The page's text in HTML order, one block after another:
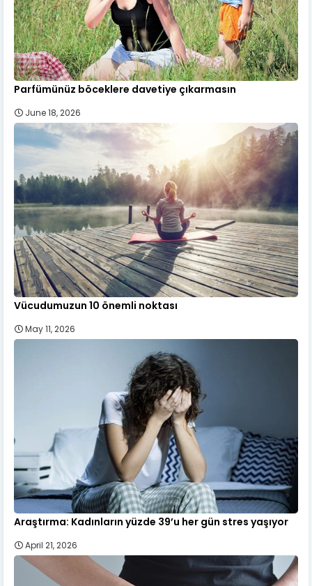
Parfümünüz böceklere davetiye çıkarmasın
June 18, 2026
Vücudumuzun 10 önemli noktası
May 11, 2026
Araştırma: Kadınların yüzde 39’u her gün stres yaşıyor
April 21, 2026